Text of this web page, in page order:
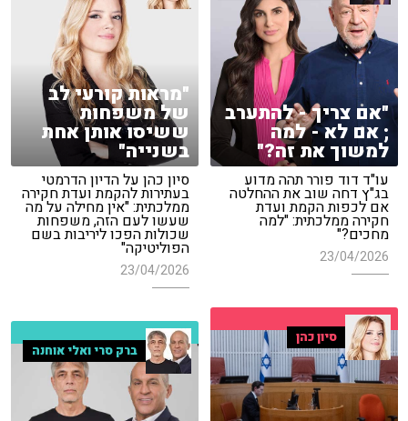
"אם צריך - להתערב
; אם לא - למה
למשוך את זה?"
עו"ד דוד פורר תהה מדוע
בג"ץ דחה שוב את ההחלטה
אם לכפות הקמת ועדת
חקירה ממלכתית: "למה
מחכים?"
23/04/2026
"מראות קורעי לב
של משפחות
ששיסו אותן אחת
בשנייה"
סיון כהן על הדיון הדרמטי
בעתירות להקמת ועדת חקירה
ממלכתית: "אין מחילה על מה
שעשו לעם הזה, משפחות
שכולות הפכו ליריבות בשם
הפוליטיקה"
23/04/2026
סיון כהן
ברק סרי ואלי אוחנה